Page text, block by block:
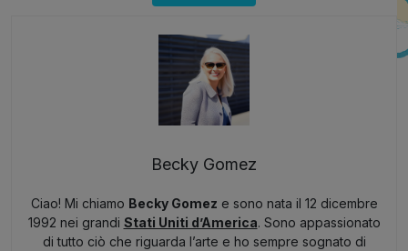
Becky Gomez
Ciao! Mi chiamo Becky Gomez e sono nata il 12 dicembre
1992 nei grandi Stati Uniti d’America. Sono appassionato
di tutto ciò che riguarda l’arte e ho sempre sognato di